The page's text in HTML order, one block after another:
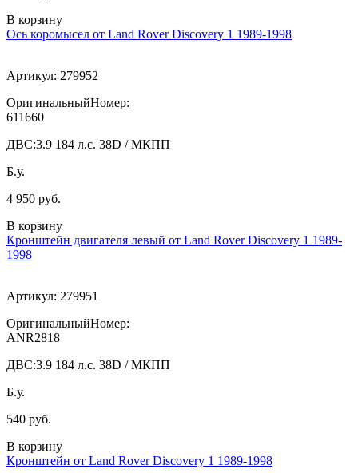
В корзину
Ось коромысел от Land Rover Discovery 1 1989-1998
Артикул: 279952
ОригинальныйНомер:
611660
ДВС:3.9 184 л.с. 38D / МКПП
Б.у.
4 950 руб.
В корзину
Кронштейн двигателя левый от Land Rover Discovery 1 1989-
1998
Артикул: 279951
ОригинальныйНомер:
ANR2818
ДВС:3.9 184 л.с. 38D / МКПП
Б.у.
540 руб.
В корзину
Кронштейн от Land Rover Discovery 1 1989-1998